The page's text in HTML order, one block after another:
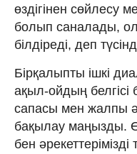
өздігінен сөйлесу
болып саналады,
білдіреді, деп
Бірқалыпты ішкі
ақыл-ойдың белгісі
сапасы мен жалпы
бақылау маңызды.
бен